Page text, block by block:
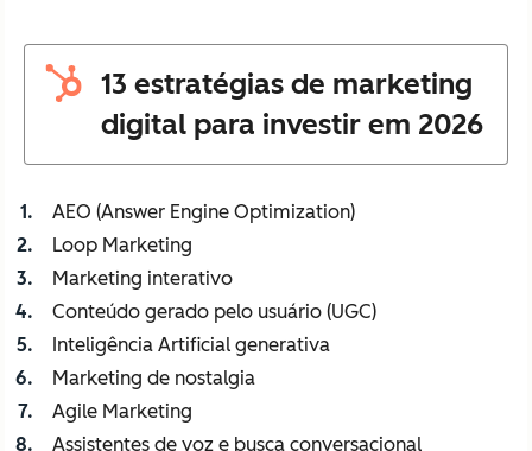
13 estratégias de marketing
digital para investir em 2026
AEO (Answer Engine Optimization)
Loop Marketing
Marketing interativo
Conteúdo gerado pelo usuário (UGC)
Inteligência Artificial generativa
Marketing de nostalgia
Agile Marketing
Assistentes de voz e busca conversacional